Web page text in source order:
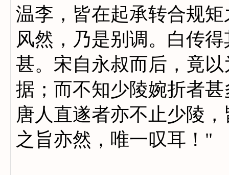
温李，皆在起承转合规
风然，乃是别调。白传
甚。宋自永叔而后，竟
据；而不知少陵婉折者
唐人直遂者亦不止少陵
之旨亦然，唯一叹耳！"